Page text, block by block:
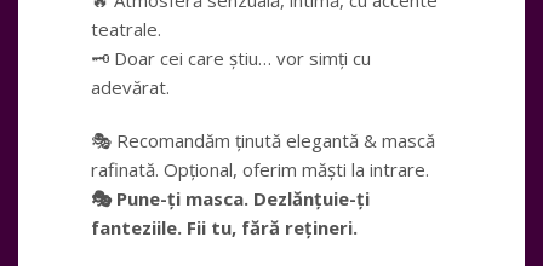
teatrale.
🗝️ Doar cei care știu… vor simți cu
adevărat.
🎭 Recomandăm ținută elegantă & mască
rafinată. Opțional, oferim măști la intrare.
🎭 Pune-ți masca. Dezlănțuie-ți
fanteziile. Fii tu, fără rețineri.